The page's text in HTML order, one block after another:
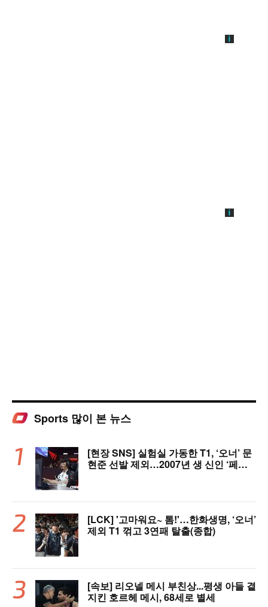
Sports 많이 본 뉴스
[현장 SNS] 실험실 가동한 T1, ‘오너’ 문
현준 선발 제외…2007년 생 신인 ‘페인
[LCK] '고마워요~ 톰!'…한화생명, ‘오너’
제외 T1 꺾고 3연패 탈출(종합)
[속보] 리오넬 메시 부친상...평생 아들 곁
지킨 호르헤 메시, 68세로 별세